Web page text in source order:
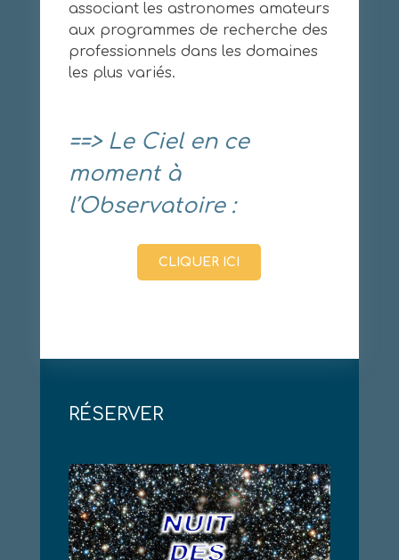
associant les astronomes amateurs
aux programmes de recherche des
professionnels dans les domaines
les plus variés.
==> Le Ciel en ce
moment à
l’Observatoire :
CLIQUER ICI
RÉSERVER